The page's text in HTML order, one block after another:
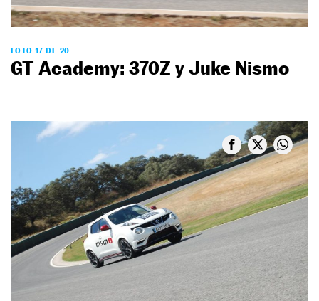
FOTO 17 DE 20
GT Academy: 370Z y Juke Nismo